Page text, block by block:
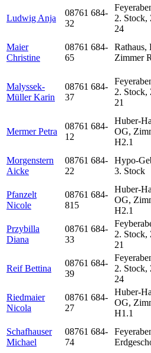
Ludwig Anja
08761 684-
32
2. Stock,
24
Maier
Christine
08761 684-
65
Rathaus,
Zimmer
Malyssek-
Müller Karin
08761 684-
37
2. Stock,
21
Mermer Petra
08761 684-
12
Huber-
OG,
H2.1
Morgenstern
Aicke
08761 684-
22
Hypo-
3. Stock
Pfanzelt
Nicole
08761 684-
815
Huber-
OG,
H2.1
Przybilla
Diana
08761 684-
33
2. Stock,
21
Reif Bettina
08761 684-
39
2. Stock,
24
Riedmaier
Nicola
08761 684-
27
Huber-
OG,
H1.1
Schafhauser
Michael
08761 684-
74